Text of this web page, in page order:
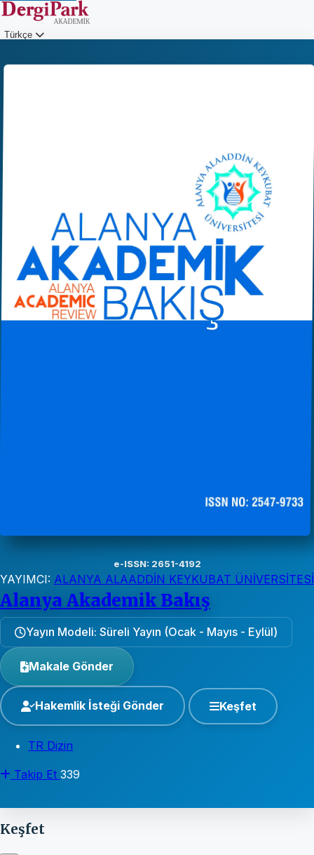
Türkçe
e-ISSN: 2651-4192
YAYIMCI: ALANYA ALAADDİN KEYKUBAT ÜNİVERSİTESİ
Alanya Akademik Bakış
Yayın Modeli: Süreli Yayın (Ocak - Mayıs - Eylül)
Makale Gönder
Hakemlik İsteği Gönder Keşfet
TR Dizin
Takip Et 339
Keşfet